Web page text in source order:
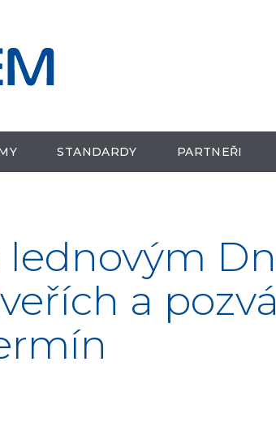
STANDARDY PARTNEŘI
a